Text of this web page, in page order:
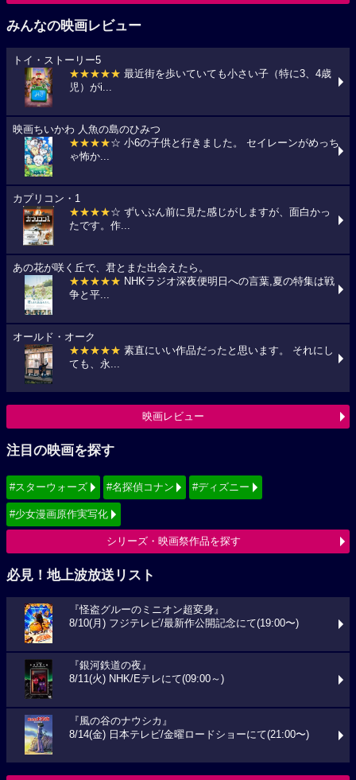
みんなの映画レビュー
トイ・ストーリー5
★★★★★ 最近街を歩いていても小さい子（特に3、4歳
児）がi...
映画ちいかわ 人魚の島のひみつ
★★★★☆ 小6の子供と行きました。 セイレーンがめっち
ゃ怖か...
カプリコン・1
★★★★☆ ずいぶん前に見た感じがしますが、面白かっ
たです。作...
あの花が咲く丘で、君とまた出会えたら。
★★★★★ NHKラジオ深夜便明日への言葉,夏の特集は戦
争と平...
オールド・オーク
★★★★★ 素直にいい作品だったと思います。 それにし
ても、永...
映画レビュー
注目の映画を探す
#スターウォーズ #名探偵コナン #ディズニー
#少女漫画原作実写化
シリーズ・映画祭作品を探す
必見！地上波放送リスト
『怪盗グルーのミニオン超変身』
8/10(月) フジテレビ/最新作公開記念にて(19:00〜)
『銀河鉄道の夜』
8/11(火) NHK/Eテレにて(09:00～)
『風の谷のナウシカ』
8/14(金) 日本テレビ/金曜ロードショーにて(21:00〜)